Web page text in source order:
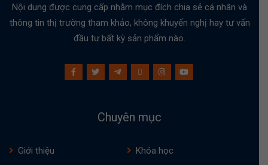
Nội dung được cung cấp nhằm mục đích chia sẻ cá nhân và
thông tin thị trường tham khảo, không khuyến nghị hay tư vấn
đầu tư bất kỳ sản phẩm nào.
Chuyên mục
Giới thiệu
Khóa học